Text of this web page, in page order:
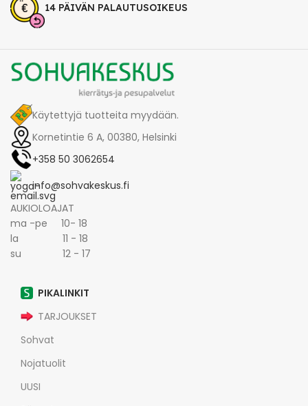
14 PÄIVÄN PALAUTUSOIKEUS
Käytettyjä tuotteita myydään.
Kornetintie 6 A, 00380, Helsinki
+358 50 3062654
info@sohvakeskus.fi
AUKIOLOAJAT
ma -pe 10- 18
la 11 - 18
su 12 - 17
PIKALINKIT
TARJOUKSET
Sohvat
Nojatuolit
UUSI